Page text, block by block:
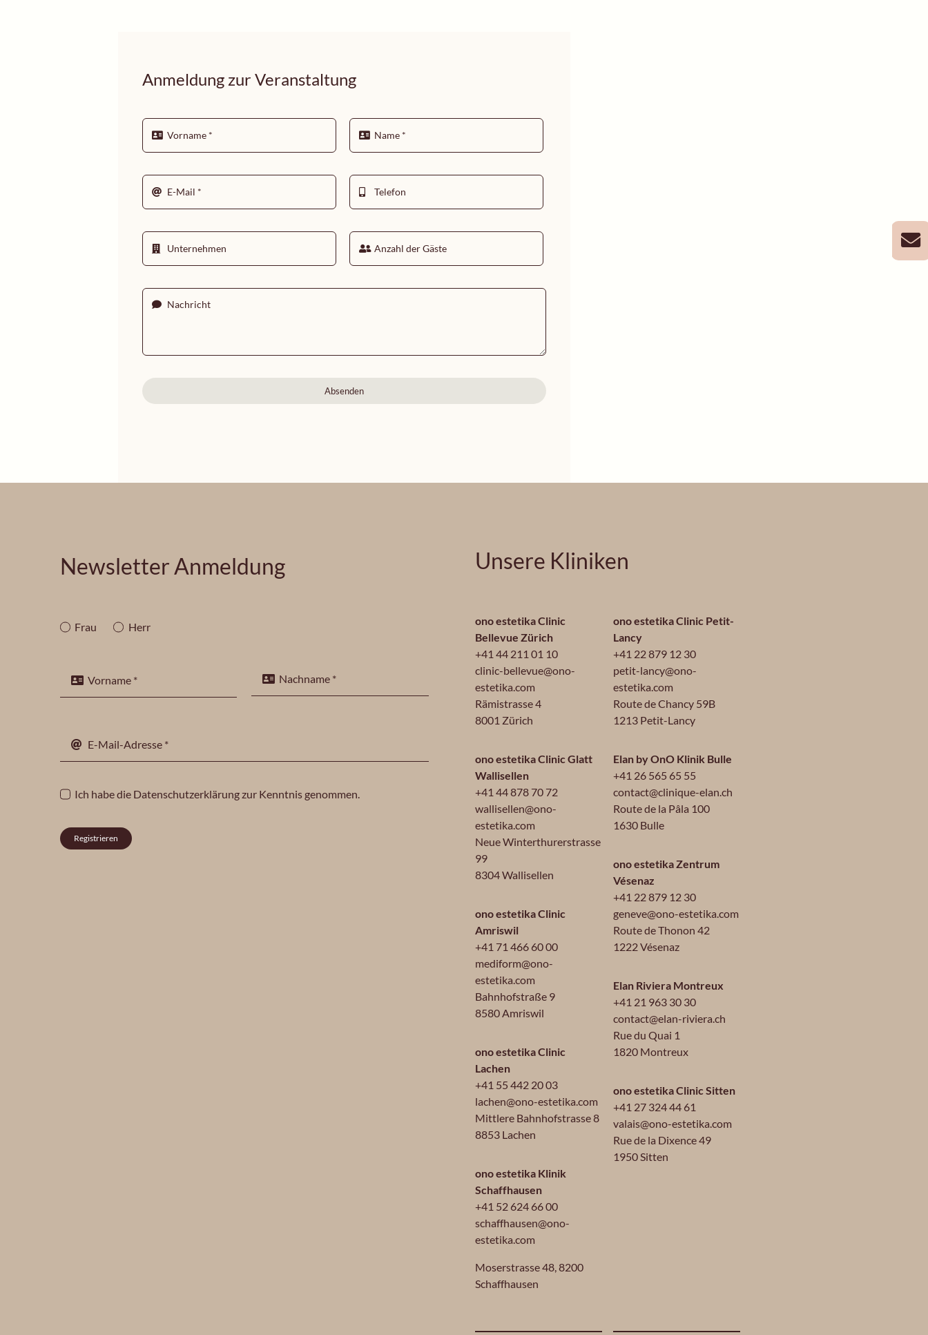
Anmeldung zur Veranstaltung
Absenden
Newsletter Anmeldung
Frau Herr
Ich habe die Datenschutzerklärungzur Kenntnis genommen.
Registrieren
Unsere Kliniken
ono estetika Clinic
Bellevue Zürich
+41 44 211 01 10
clinic-bellevue@ono-
estetika.com
Rämistrasse 4
8001 Zürich
ono estetika Clinic Glatt
Wallisellen
+41 44 878 70 72
wallisellen@ono-
estetika.com
Neue Winterthurerstrasse
99
8304 Wallisellen
ono estetika Clinic
Amriswil
+41 71 466 60 00
mediform@ono-
estetika.com
Bahnhofstraße 9
8580 Amriswil
ono estetika Clinic
Lachen
+41 55 442 20 03
lachen@ono-estetika.com
Mittlere Bahnhofstrasse 8
8853 Lachen
ono estetika Klinik
Schaffhausen
+41 52 624 66 00
schaffhausen@ono-
estetika.com
Moserstrasse 48,8200
Schaffhausen
ono estetika Clinic Petit-
Lancy
+41 22 879 12 30
petit-lancy@ono-
estetika.com
Route de Chancy 59B
1213 Petit-Lancy
Elan by OnO Klinik Bulle
+41 26 565 65 55
contact@clinique-elan.ch
Route de la Pâla 100
1630 Bulle
ono estetika Zentrum
Vésenaz
+41 22 879 12 30
geneve@ono-estetika.com
Route de Thonon 42
1222 Vésenaz
Elan Riviera Montreux
+41 21 963 30 30
contact@elan-riviera.ch
Rue du Quai 1
1820 Montreux
ono estetika Clinic Sitten
+41 27 324 44 61
valais@ono-estetika.com
Rue de la Dixence 49
1950 Sitten